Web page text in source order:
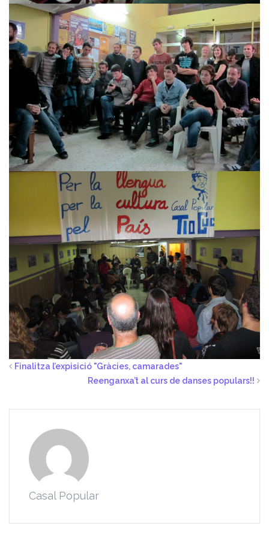
Finalitza l’expisició "Gràcies, camarades"
Reenganxa’t al curs de danses populars!!
Casal Popular